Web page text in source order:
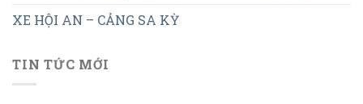
XE HỘI AN – CẢNG SA KỲ
TIN TỨC MỚI